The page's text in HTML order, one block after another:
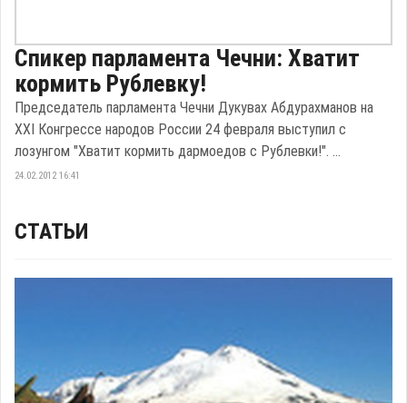
Спикер парламента Чечни: Хватит
кормить Рублевку!
Председатель парламента Чечни Дукувах Абдурахманов на
XXI Конгрессе народов России 24 февраля выступил с
лозунгом "Хватит кормить дармоедов с Рублевки!". ...
24.02.2012 16:41
СТАТЬИ